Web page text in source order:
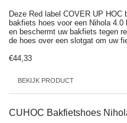
Deze Red label COVER UP
bakfiets hoes voor een Nihola
en beschermt uw bakfiets tegen
de hoes over een slotgat om uw
€44,33
BEKIJK PRODUCT
CUHOC Bakfietshoes